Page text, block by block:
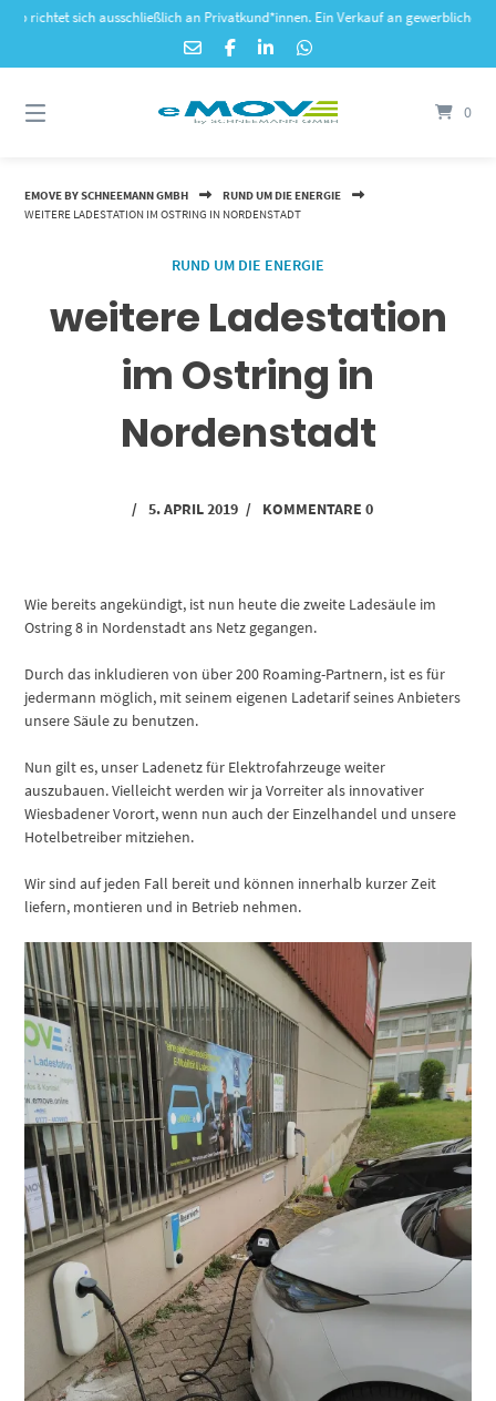
Springe
sich ausschließlich an Privatkund*innen. Ein Verkauf an gewerbliche Kunden
0
EMOVE BY SCHNEEMANN GMBH
RUND UM DIE ENERGIE
WEITERE LADESTATION IM OSTRING IN NORDENSTADT
RUND UM DIE ENERGIE
weitere Ladestation
im Ostring in
Nordenstadt
VON
/ 5. APRIL 2019 / KOMMENTARE 0
Wie bereits angekündigt, ist nun heute die zweite Ladesäule im
Ostring 8 in Nordenstadt ans Netz gegangen.
Durch das inkludieren von über 200 Roaming-Partnern, ist es für
jedermann möglich, mit seinem eigenen Ladetarif seines Anbieters
unsere Säule zu benutzen.
Nun gilt es, unser Ladenetz für Elektrofahrzeuge weiter
auszubauen. Vielleicht werden wir ja Vorreiter als innovativer
Wiesbadener Vorort, wenn nun auch der Einzelhandel und unsere
Hotelbetreiber mitziehen.
Wir sind auf jeden Fall bereit und können innerhalb kurzer Zeit
liefern, montieren und in Betrieb nehmen.